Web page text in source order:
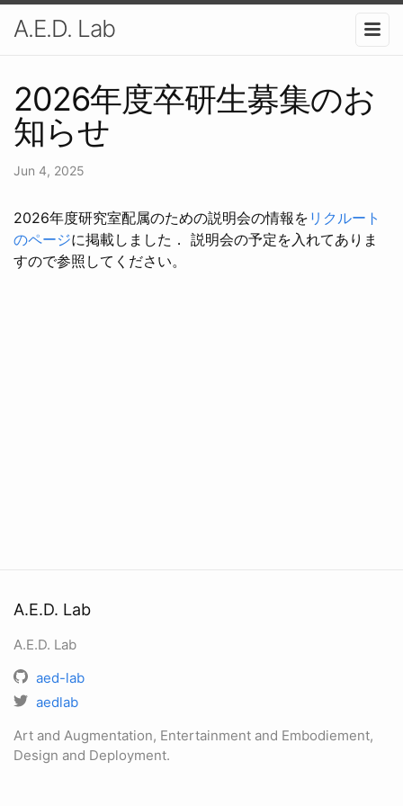
A.E.D. Lab
2026年度卒研生募集のお
知らせ
Jun 4, 2025
2026年度研究室配属のための説明会の情報を リクルート
のページに掲載しました． 説明会の予定を入れてありま
すので参照してください。
A.E.D. Lab
A.E.D. Lab
aed-lab
aedlab
Art and Augmentation, Entertainment and Embodiement,
Design and Deployment.